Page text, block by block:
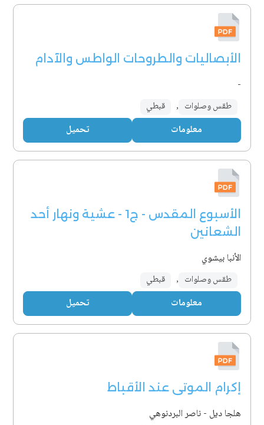
الأبصاليات والطروحات الواطس والآدام
-
طقس وصلوات , قبطي
معلومات تحميل
الأسبوع المقدس - ج1 - عشية ونهار أحد
الشعانين
الأنبا بيشوي
طقس وصلوات , قبطي
معلومات تحميل
إكرام الموتى عند الأقباط
هلجا ديل - ناصر البردنوهي